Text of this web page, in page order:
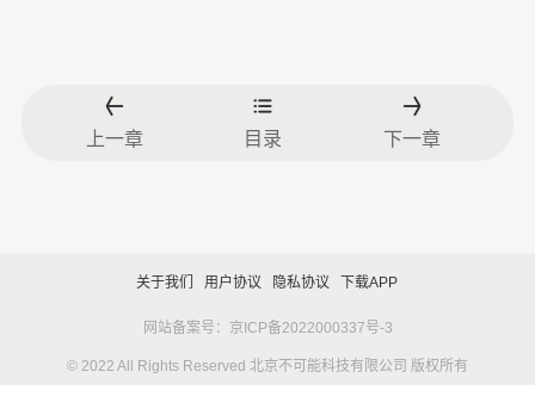
上一章 目录 下一章
关于我们 用户协议 隐私协议 下载APP
网站备案号：京ICP备2022000337号-3
© 2022 All Rights Reserved 北京不可能科技有限公司 版权所有